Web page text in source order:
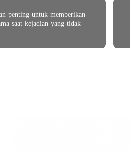
penting-untuk-memberikan-
saat-kejadian-yang-tidak-